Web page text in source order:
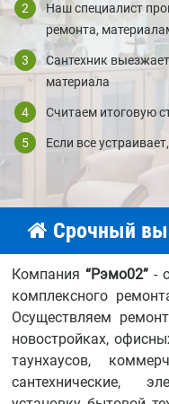
2
Наш специалист
ремонта,
3
Сантехник
материала
4 Считаем итоговую
5 Если все
Срочный
Компания “Рэмо02”-
комплексного
Осуществляем
новостройках,
таунхаусов,
сантехнические,